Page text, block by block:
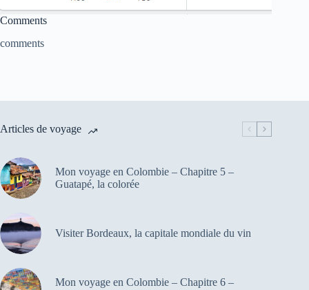
Comments
comments
Articles de voyage
Mon voyage en Colombie – Chapitre 5 –
Guatapé, la colorée
Visiter Bordeaux, la capitale mondiale du vin
Mon voyage en Colombie – Chapitre 6 –